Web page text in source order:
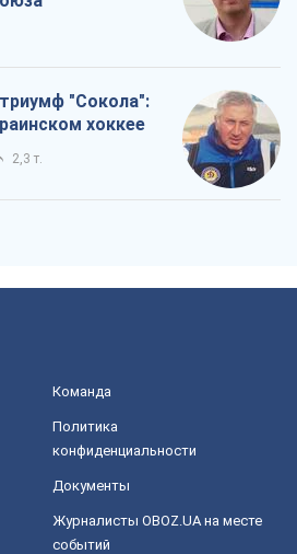
"Сокола":
хоккее
2,3 т.
Команда
Политика
конфиденциальности
Документы
Журналисты OBOZ.UA на месте
событий